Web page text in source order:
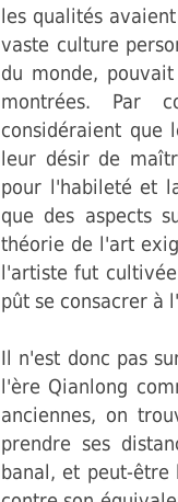
les qualités
vaste culture
du monde,
montrées. Par
considéraient que
leur désir de
pour l'habileté et
que des aspects
théorie de l'art
l'artiste fut
pût se consacrer à
Il n'est donc pas
l'ère Qianlong
anciennes, on
prendre ses
banal, et peut-être